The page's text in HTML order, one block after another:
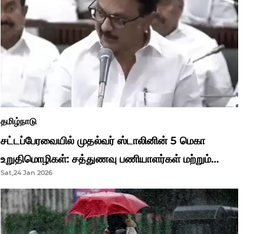
தமிழ்நாடு
சட்டப்பேரவையில் முதல்வர் ஸ்டாலினின் 5 மெகா
உறுதிமொழிகள்: சத்துணவு பணியாளர்கள் மற்றும்
ஆசிரியர்களுக்கு ஜாக்பாட்!
Sat,24 Jan 2026